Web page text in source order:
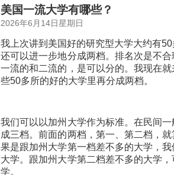
美国一流大学有哪些？
2026年6月14日星期日
我上次讲到美国好的研究型大学大约有
还可以进一步地分成两档。排名次是不
一流的和二流的，是可以分的。我现在
些50多所的好的大学里再分成两档。
我们可以以加州大学作为标准。在民间
成三档。前面的两档，第一、第二档，
果是跟加州大学第一档差不多的大学，
大学。跟加州大学第二档差不多的大学
学。